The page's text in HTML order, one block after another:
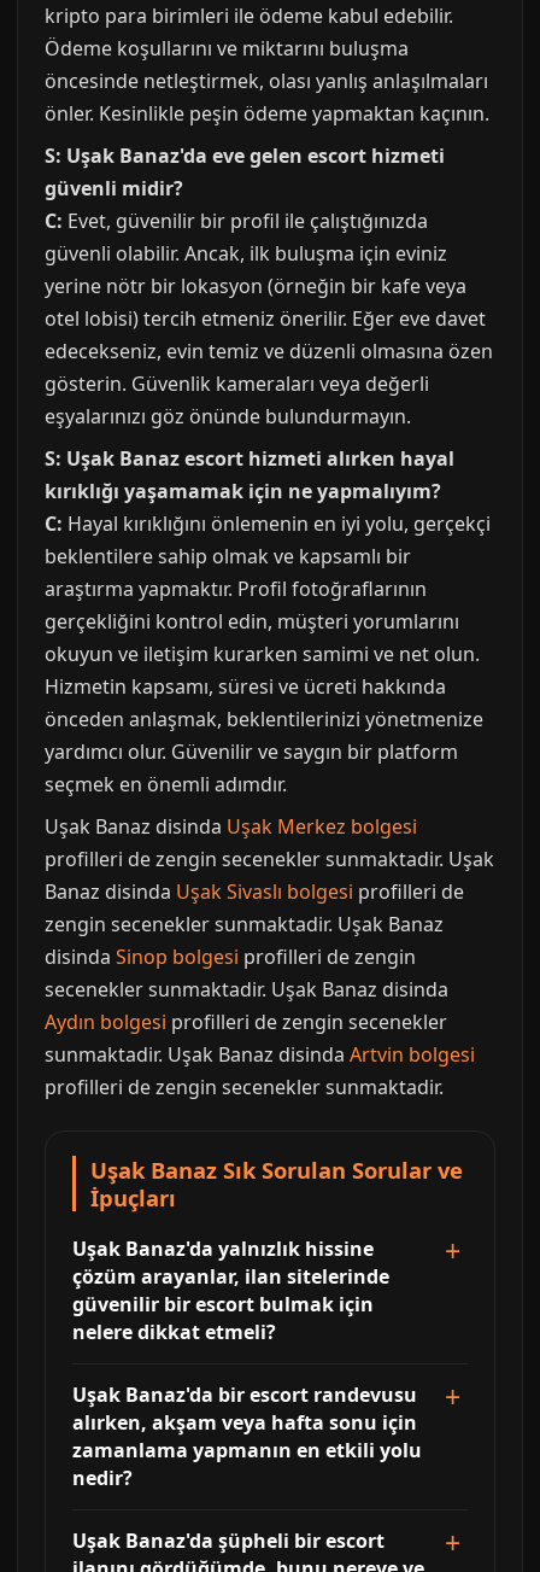
kripto para birimleri ile ödeme kabul edebilir.
Ödeme koşullarını ve miktarını buluşma
öncesinde netleştirmek, olası yanlış anlaşılmaları
önler. Kesinlikle peşin ödeme yapmaktan kaçının.
S: Uşak Banaz'da eve gelen escort hizmeti
güvenli midir?
C: Evet, güvenilir bir profil ile çalıştığınızda
güvenli olabilir. Ancak, ilk buluşma için eviniz
yerine nötr bir lokasyon (örneğin bir kafe veya
otel lobisi) tercih etmeniz önerilir. Eğer eve davet
edecekseniz, evin temiz ve düzenli olmasına özen
gösterin. Güvenlik kameraları veya değerli
eşyalarınızı göz önünde bulundurmayın.
S: Uşak Banaz escort hizmeti alırken hayal
kırıklığı yaşamamak için ne yapmalıyım?
C: Hayal kırıklığını önlemenin en iyi yolu, gerçekçi
beklentilere sahip olmak ve kapsamlı bir
araştırma yapmaktır. Profil fotoğraflarının
gerçekliğini kontrol edin, müşteri yorumlarını
okuyun ve iletişim kurarken samimi ve net olun.
Hizmetin kapsamı, süresi ve ücreti hakkında
önceden anlaşmak, beklentilerinizi yönetmenize
yardımcı olur. Güvenilir ve saygın bir platform
seçmek en önemli adımdır.
Uşak Banaz disinda Uşak Merkez bolgesi
profilleri de zengin secenekler sunmaktadir. Uşak
Banaz disinda Uşak Sivaslı bolgesi profilleri de
zengin secenekler sunmaktadir. Uşak Banaz
disinda Sinop bolgesi profilleri de zengin
secenekler sunmaktadir. Uşak Banaz disinda
Aydın bolgesi profilleri de zengin secenekler
sunmaktadir. Uşak Banaz disinda Artvin bolgesi
profilleri de zengin secenekler sunmaktadir.
Uşak Banaz Sık Sorulan Sorular ve
İpuçları
Uşak Banaz'da yalnızlık hissine
çözüm arayanlar, ilan sitelerinde
güvenilir bir escort bulmak için
nelere dikkat etmeli?
Uşak Banaz'da bir escort randevusu
alırken, akşam veya hafta sonu için
zamanlama yapmanın en etkili yolu
nedir?
Uşak Banaz'da şüpheli bir escort